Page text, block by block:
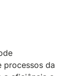
processos da